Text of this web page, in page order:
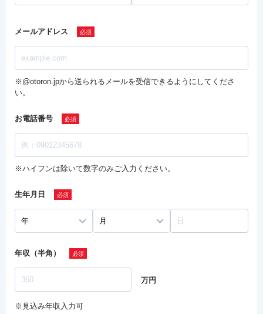
メールアドレス
※@otoron.jpから送られるメールを受信できるようにしてくださ
い。
お電話番号
※ハイフンは除いて数字のみご入力ください。
生年月日
年収（半角）
万円
※見込み年収入力可